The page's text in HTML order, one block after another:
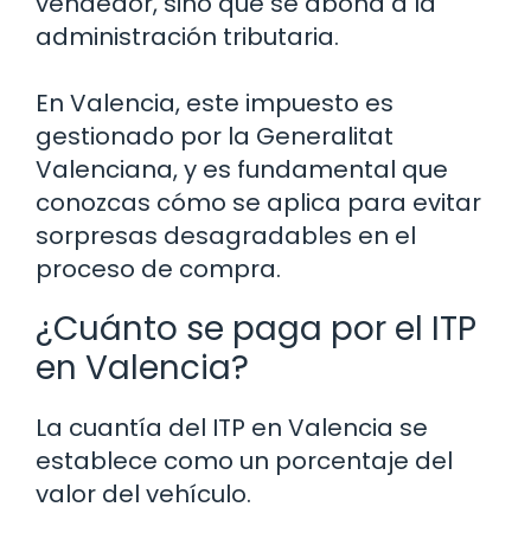
administración tributaria.
En Valencia, este impuesto es
gestionado por la Generalitat
Valenciana, y es fundamental que
conozcas cómo se aplica para evitar
sorpresas desagradables en el
proceso de compra.
¿Cuánto se paga por el ITP
en Valencia?
La cuantía del ITP en Valencia se
establece como un porcentaje del
valor del vehículo.